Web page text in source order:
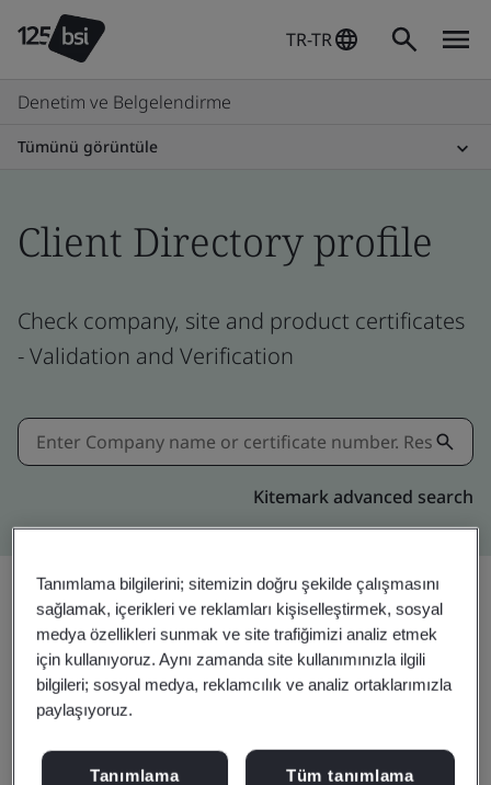
TR-TR
Denetim ve Belgelendirme
Tümünü görüntüle
Client Directory profile
Check company, site and product certificates
- Validation and Verification
Kitemark advanced search
Paylaşın: Yükseltin
Carrera 46 #52-36
Tanımlama bilgilerini; sitemizin doğru şekilde çalışmasını
sağlamak, içerikleri ve reklamları kişiselleştirmek, sosyal
medya özellikleri sunmak ve site trafiğimizi analiz etmek
için kullanıyoruz. Aynı zamanda site kullanımınızla ilgili
bilgileri; sosyal medya, reklamcılık ve analiz ortaklarımızla
paylaşıyoruz.
Tanımlama
Tüm tanımlama